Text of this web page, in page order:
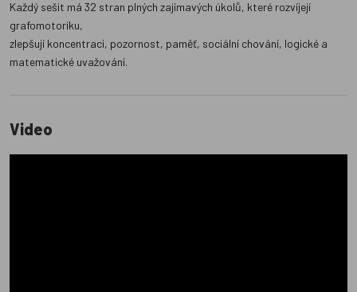
Každý sešit má 32 stran plných zajímavých úkolů, které rozvíjejí
grafomotoriku,
zlepšují koncentraci, pozornost, paměť, sociální chování, logické a
matematické uvažování.
Video